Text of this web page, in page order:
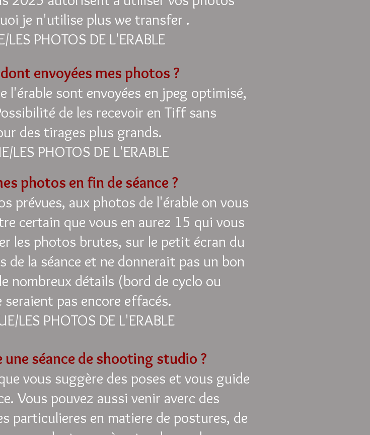
je n'utilise plus we transfer .
LES PHOTOS DE L'ERABLE
envoyées mes photos ?
l'érable sont envoyées en jpeg optimisé,
de les recevoir en Tiff sans
des tirages plus grands.
LES PHOTOS DE L'ERABLE
photos en fin de séance ?
prévues, aux photos de l'érable on vous
certain que vous en aurez 15 qui vous
les photos brutes, sur le petit écran du
la séance et ne donnerait pas un bon
nombreux détails (bord de cyclo ou
seraient pas encore effacés.
LES PHOTOS DE L'ERABLE
séance de shooting studio ?
vous suggère des poses et vous guide
Vous pouvez aussi venir averc des
particulieres en matiere de postures, de